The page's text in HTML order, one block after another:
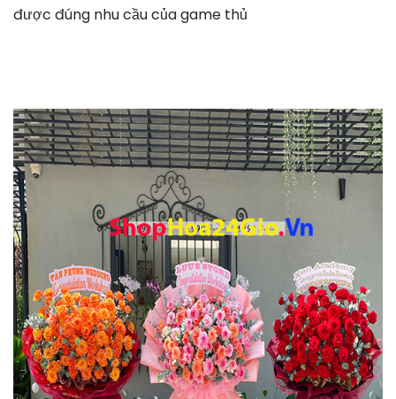
được đúng nhu cầu của game thủ